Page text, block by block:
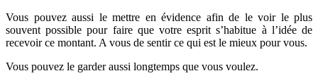
Vous pouvez aussi le mettre en évidence afin de le voir le plus
souvent possible pour faire que votre esprit s’habitue à l’idée de
recevoir ce montant. A vous de sentir ce qui est le mieux pour vous.
Vous pouvez le garder aussi longtemps que vous voulez.